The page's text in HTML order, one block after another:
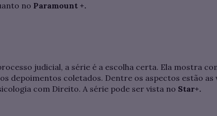
no Paramount +.
judicial, a série é a escolha certa. Ela mostra
depoimentos coletados. Dentre os aspectos estão as
com Direito. A série pode ser vista no Star+.